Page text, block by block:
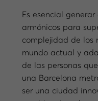
Es esencial
armónicos para
complejidad de los
mundo actual y
de las personas
una Barcelona
ser una ciudad